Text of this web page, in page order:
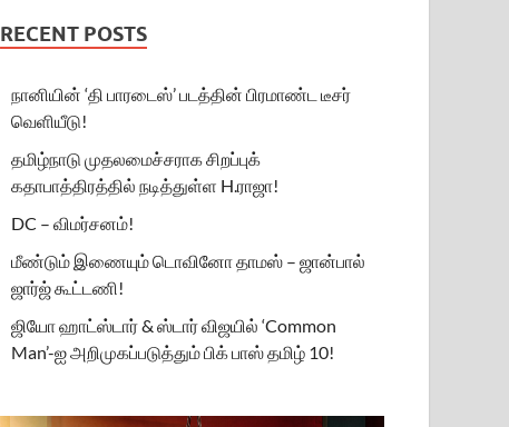
RECENT POSTS
நானியின் ‘தி பாரடைஸ்’ படத்தின் பிரமாண்ட டீசர்
வெளியீடு!
தமிழ்நாடு முதலமைச்சராக சிறப்புக்
கதாபாத்திரத்தில் நடித்துள்ள H.ராஜா!
DC – விமர்சனம்!
மீண்டும் இணையும் டொவினோ தாமஸ் – ஜான்பால்
ஜார்ஜ் கூட்டணி!
ஜியோ ஹாட்ஸ்டார் & ஸ்டார் விஜயில் ‘Common
Man’-ஐ அறிமுகப்படுத்தும் பிக் பாஸ் தமிழ் 10!